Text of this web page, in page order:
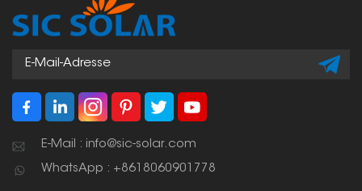
E-Mail : info@sic-solar.com
WhatsApp : +8618060901778